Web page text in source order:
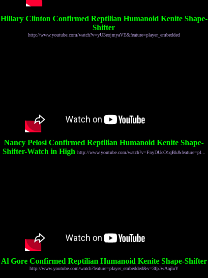
Hillary Clinton Confirmed Reptilian Humanoid Kenite Shape-
Shifter
http://www.youtube.com/watch?v=yU3eojmyaVE&feature=player_embedded
Nancy Pelosi Confirmed Reptilian Humanoid Kenite Shape-
Shifter-Watch in High http://www.youtube.com/watch?v=FnyDUcO1qBk&feature=pl...
Al Gore Confirmed Reptilian Humanoid Kenite Shape-Shifter
http://www.youtube.com/watch?feature=player_embedded&v=3fpJwAajIuY